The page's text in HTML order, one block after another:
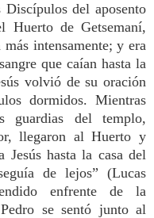
Discípulos del aposento
Huerto de Getsemaní,
intensamente; y era
que caían hasta la
volvió de su oración
dormidos. Mientras
guardias del templo,
llegaron al Huerto y
Jesús hasta la casa del
de lejos” (Lucas
enfrente de la
se sentó junto al